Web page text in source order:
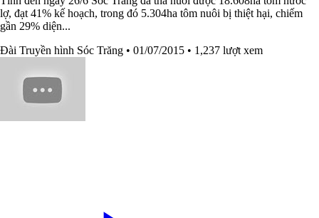
lợ, đạt 41% kế hoạch, trong đó 5.304ha tôm nuôi bị thiệt hại, chiếm
gần 29% diện...
Đài Truyền hình Sóc Trăng • 01/07/2015 • 1,237 lượt xem